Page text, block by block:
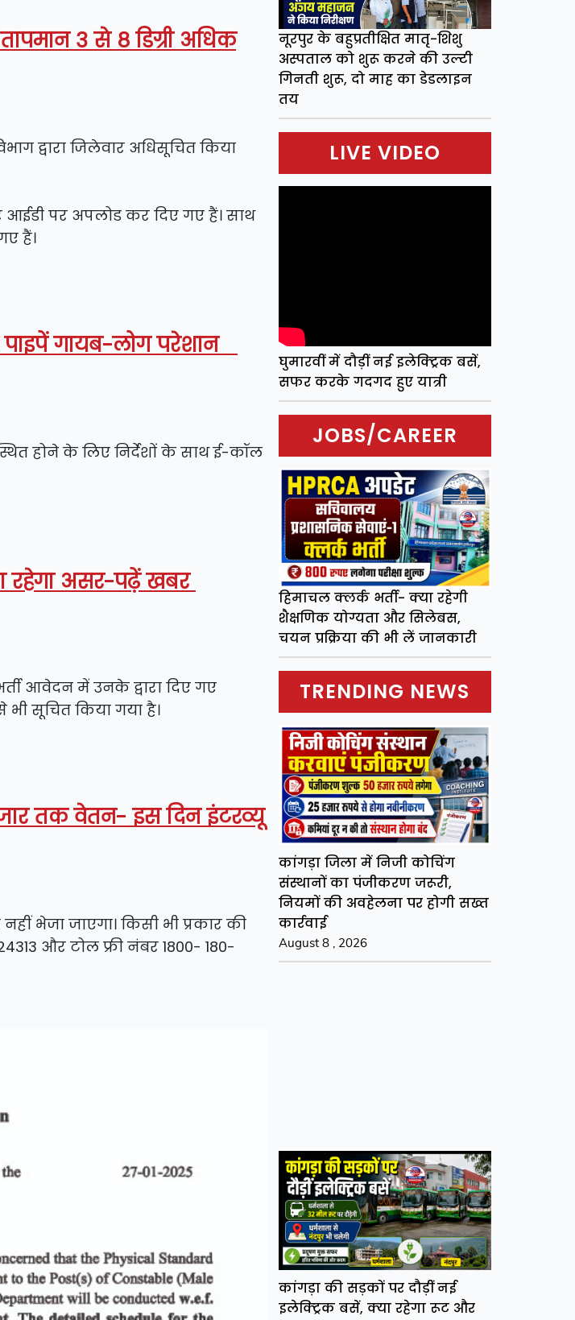
3 से 8 डिग्री अधिक
द्वारा जिलेवार अधिसूचित किया
पर अपलोड कर दिए गए हैं। साथ
हैं।
पाइपें गायब-लोग परेशान
होने के लिए निर्देशों के साथ ई-कॉल
रहेगा असर-पढ़ें खबर
आवेदन में उनके द्वारा दिए गए
सूचित किया गया है।
तक वेतन- इस दिन इंटरव्यू
भेजा जाएगा। किसी भी प्रकार की
और टोल फ्री नंबर 1800- 180-
नूरपुर के बहुप्रतीक्षित मातृ-शिशु
अस्पताल को शुरू करने की उल्टी
गिनती शुरू, दो माह का डेडलाइन
तय
LIVE VIDEO
घुमारवीं में दौड़ीं नई इलेक्ट्रिक बसें,
सफर करके गदगद हुए यात्री
JOBS/CAREER
हिमाचल क्लर्क भर्ती- क्या रहेगी
शैक्षणिक योग्यता और सिलेबस,
चयन प्रक्रिया की भी लें जानकारी
TRENDING NEWS
कांगड़ा जिला में निजी कोचिंग
संस्थानों का पंजीकरण जरूरी,
नियमों की अवहेलना पर होगी सख्त
कार्रवाई
August 8 , 2026
कांगड़ा की सड़कों पर दौड़ीं नई
इलेक्ट्रिक बसें, क्या रहेगा रूट और